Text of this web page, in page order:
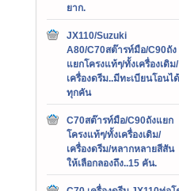
ยาก.
JX110/Suzuki
A80/C70สต๊ารท์มือ/C90ถัง
แยกโครงแท้ๆ/ทั้งเครื่องเดิม/
เครื่องดรีม..มีทะเบียนโอนได้
ทุกคัน
C70สต๊ารท์มือ/C90ถังแยก
โครงแท้ๆ/ทั้งเครื่องเดิม/
เครื่องดรีม/หลากหลายสีสัน
ให้เลือกลองถึง..15 คัน.